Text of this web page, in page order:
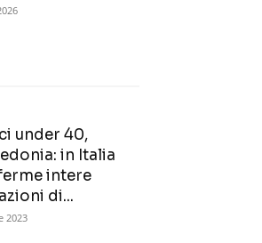
under 40,
in Italia
intere
di...
2023